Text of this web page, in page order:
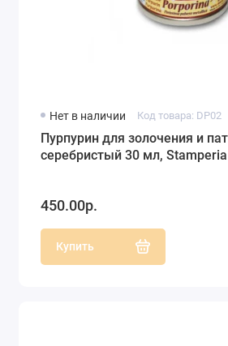
Нет в наличии Код товара: DP02
Пурпурин для золочения и
серебристый 30 мл,
450.00р.
Купить